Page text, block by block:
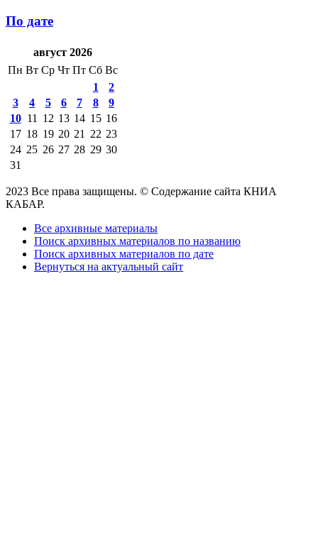
По дате
август 2026
Пн Вт Ср Чт Пт Сб Вс
1
2
3
4 5 6 7 8
9
10 11 12 13 14 15 16
17 18 19 20 21 22 23
24 25 26 27 28 29 30
31
2023 Все права защищены. © Содержание сайта КНИА
КАБАР.
Все архивные материалы
Поиск архивных материалов по названию
Поиск архивных материалов по дате
Вернуться на актуальный сайт